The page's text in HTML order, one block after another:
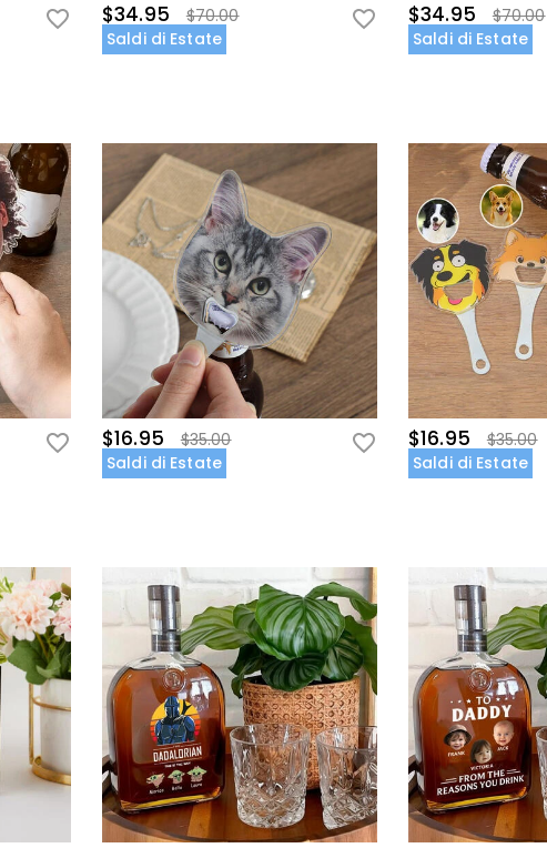
$34.95
$70.00
Saldi di Estate
$34.95
$70.00
Saldi di Estate
$16.95
$35.00
Saldi di Estate
$16.95
$35.00
Saldi di Estate